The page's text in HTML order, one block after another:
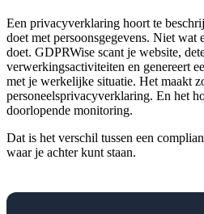
Een privacyverklaring hoort te
doet met persoonsgegevens. Niet wat
doet. GDPRWise scant je website,
verwerkingsactiviteiten en genereert
met je werkelijke situatie. Het maakt
personeelsprivacyverklaring. En het
doorlopende monitoring.
Dat is het verschil tussen een
waar je achter kunt staan.